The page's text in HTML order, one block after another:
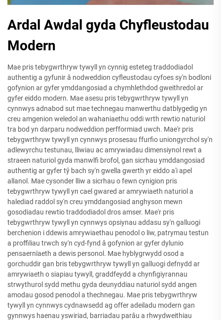
Ardal Awdal gyda Chyfleustodau
Modern
Mae pris tebygwrthryw tywyll yn cynnig esteteg traddodiadol
authentig a gyfunir â nodweddion cyfleustodau cyfoes sy'n bodloni
gofynion ar gyfer ymddangosiad a chymhlethdod gweithredol ar
gyfer eiddo modern. Mae asesu pris tebygwrthryw tywyll yn
cynnwys adnabod sut mae technegau manwerthu datblygedig yn
creu amgenion weledol an wahaniaethu oddi wrth rewtio naturiol
tra bod yn darparu nodweddion perfformiad uwch. Mae'r pris
tebygwrthryw tywyll yn cynnwys prosesau ffurfio uniongyrchol sy'n
adlewyrchu testunau, lliwiau ac amrywiadau dimensiynol rewt a
straeen naturiol gyda manwlfi brofol, gan sicrhau ymddangosiad
authentig ar gyfer tŷ bach sy'n gwella gwerth yr eiddo a'i apel
allanol. Mae cysonder lliw a sicrhau o fewn cynigion pris
tebygwrthryw tywyll yn cael gwared ar amrywiaeth naturiol a
halediad raddol sy'n creu ymddangosiad anghyson mewn
gosodiadau rewtio traddodiadol dros amser. Mae'r pris
tebygwrthryw tywyll yn cynnwys opsiynau addasu sy'n galluogi
berchenion i ddewis amrywiaethau penodol o liw, patrymau testun
a proffiliau trwch sy'n cyd-fynd â gofynion ar gyfer dylunio
pensaernïaeth a dewis personol. Mae hyblygrwydd osod a
gorchuddir gan bris tebygwrthryw tywyll yn galluogi defnydd ar
amrywiaeth o siapiau tywyll, graddfeydd a chynfigiyrannau
strwythurol sydd methu gyda deunyddiau naturiol sydd angen
amodau gosod penodol a thechnegau. Mae pris tebygwrthryw
tywyll yn cynnwys cydnawsedd ag offer adeiladu modern gan
gynnwys haenau yswiriad, barriadau parâu a rhwydweithiau